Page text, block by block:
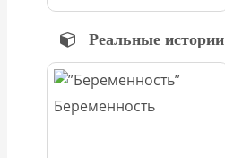
Реальные истории
Беременность